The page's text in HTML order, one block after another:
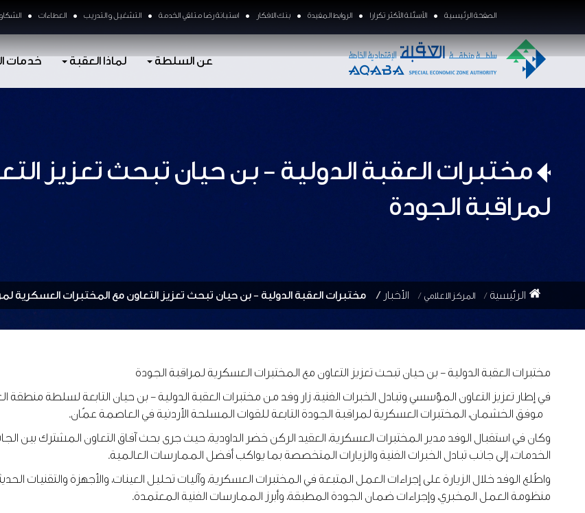
الصفحة الرئيسية الأسئلة الأكثر تكرارا الروابط المفيدة بنك الافكار استبانة رضا متلقي الخدمة التشغيل و التدريب العطاءات
عن السلطة لماذا العقبة خدمات
مختبرات العقبة الدولية - بن حيان تبحث تعزيز
لمراقبة الجودة
الرئيسية المركز الاعلامي الأخبار مختبرات العقبة الدولية - بن حيان تبحث تعزيز التعاون مع المختبرات العسكرية
مختبرات العقبة الدولية - بن حيان تبحث تعزيز التعاون مع المختبرات العسكرية لمراقبة الجودة
في إطار تعزيز التعاون المؤسسي وتبادل الخبرات الفنية، زار وفد من مختبرات العقبة الدولية - بن حيان التابعة لسلطة
موفق الخشمان، المختبرات العسكرية لمراقبة الجودة التابعة للقوات المسلحة الأردنية في العاصمة عمّان.
وكان في استقبال الوفد مدير المختبرات العسكرية، العقيد الركن خضر الداودية، حيث جرى بحث آفاق التعاون المشترك بين
الخدمات، إلى جانب تبادل الخبرات الفنية والزيارات المتخصصة بما يواكب أفضل الممارسات العالمية.
واطّلع الوفد خلال الزيارة على إجراءات العمل المتبعة في المختبرات العسكرية، وآليات تحليل العينات، والأجهزة
منظومة العمل المخبري، وإجراءات ضمان الجودة المطبقة، وأبرز الممارسات الفنية المعتمدة.